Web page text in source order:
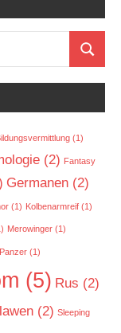
Suchen
(1)
(2) Fantasy
Germanen (2)
(1) Kolbenarmreif (1)
Merowinger (1)
Panzer (1)
(5) Rus (2)
(2) Sleeping